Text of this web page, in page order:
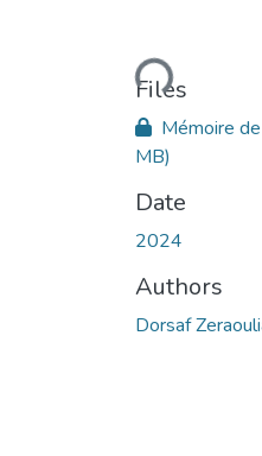
Loading...
Files
Mémoire
MB)
Date
2024
Authors
Dorsaf